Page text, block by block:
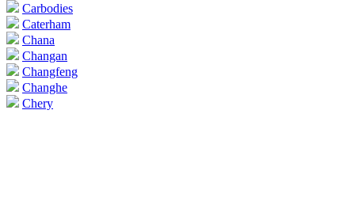
Carbodies
Caterham
Chana
Changan
Changfeng
Changhe
Chery